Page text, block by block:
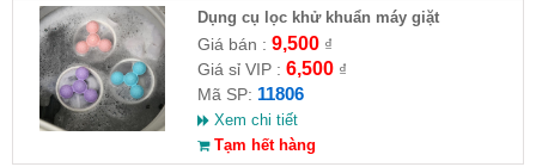
Dụng cụ lọc khử khuẩn máy giặt
Giá bán : 9,500₫
Giá sỉ VIP : 6,500₫
Mã SP: 11806
Xem chi tiết
Tạm hết hàng